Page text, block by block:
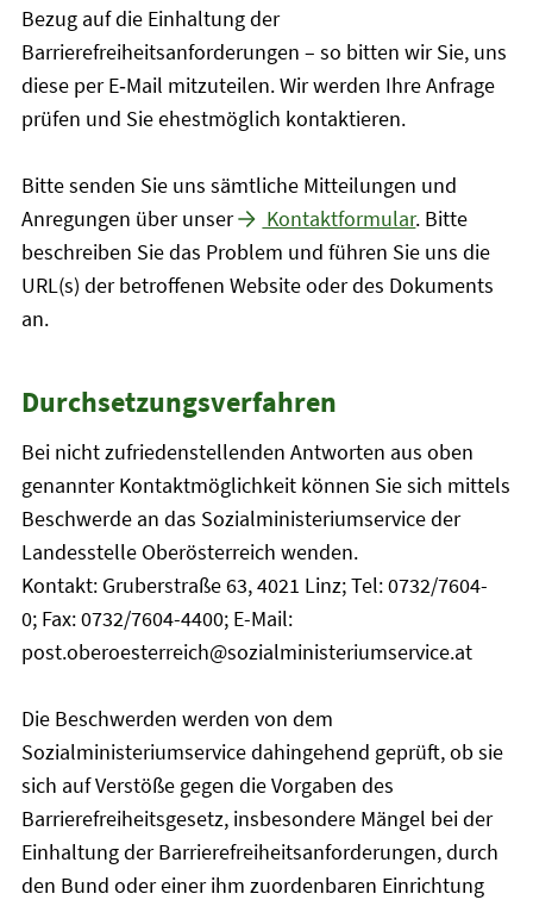
Bezug auf die Einhaltung der
Barrierefreiheitsanforderungen – so bitten wir Sie, uns
diese per E‑Mail mitzuteilen. Wir werden Ihre Anfrage
prüfen und Sie ehestmöglich kontaktieren.
Bitte senden Sie uns sämtliche Mitteilungen und
Anregungen über unser
Kontaktformular. Bitte
beschreiben Sie das Problem und führen Sie uns die
URL(s) der betroffenen Website oder des Dokuments
an.
Durchsetzungsverfahren
Bei nicht zufriedenstellenden Antworten aus oben
genannter Kontaktmöglichkeit können Sie sich mittels
Beschwerde an das Sozialministeriumservice der
Landesstelle Oberösterreich wenden.
Kontakt: Gruberstraße 63, 4021 Linz; Tel: 0732/7604-
0; Fax: 0732/7604-4400; E-Mail:
post.oberoesterreich@sozialministeriumservice.at
Die Beschwerden werden von dem
Sozialministeriumservice dahingehend geprüft, ob sie
sich auf Verstöße gegen die Vorgaben des
Barrierefreiheitsgesetz, insbesondere Mängel bei der
Einhaltung der Barrierefreiheitsanforderungen, durch
den Bund oder einer ihm zuordenbaren Einrichtung